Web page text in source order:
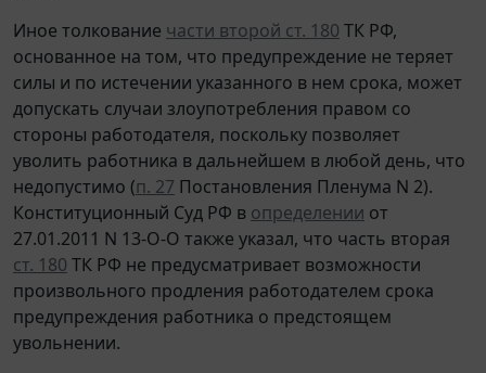
Иное толкование части второй ст. 180 ТК РФ,
основанное на том, что предупреждение не теряет
силы и по истечении указанного в нем срока, может
допускать случаи злоупотребления правом со
стороны работодателя, поскольку позволяет
уволить работника в дальнейшем в любой день, что
недопустимо (п. 27 Постановления Пленума N 2).
Конституционный Суд РФ в определении от
27.01.2011 N 13-О-О также указал, что часть вторая
ст. 180 ТК РФ не предусматривает возможности
произвольного продления работодателем срока
предупреждения работника о предстоящем
увольнении.